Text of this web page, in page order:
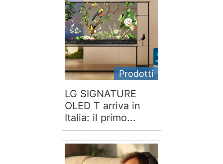
Prodotti
LG SIGNATURE
OLED T arriva in
Italia: il primo...